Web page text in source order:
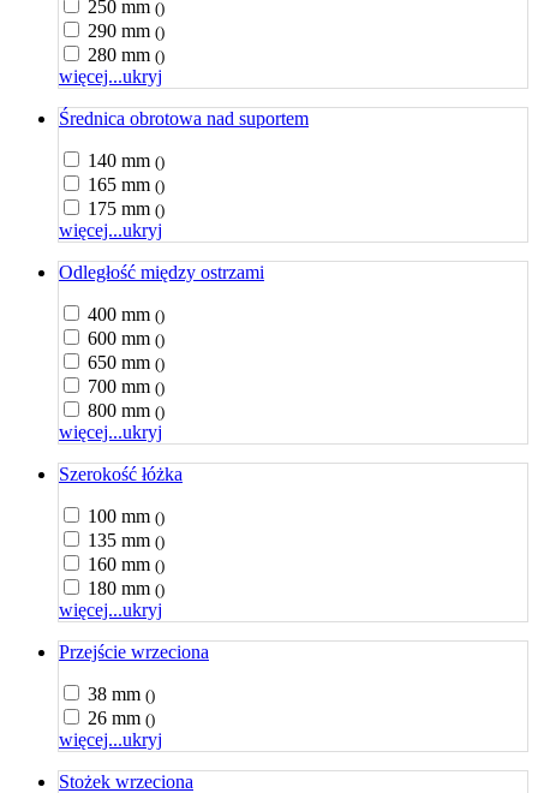
250 mm ()
290 mm ()
280 mm ()
więcej...ukryj
Średnica obrotowa nad suportem
140 mm ()
165 mm ()
175 mm ()
więcej...ukryj
Odległość między ostrzami
400 mm ()
600 mm ()
650 mm ()
700 mm ()
800 mm ()
więcej...ukryj
Szerokość łóżka
100 mm ()
135 mm ()
160 mm ()
180 mm ()
więcej...ukryj
Przejście wrzeciona
38 mm ()
26 mm ()
więcej...ukryj
Stożek wrzeciona